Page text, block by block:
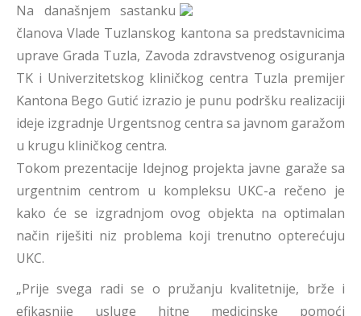
Na današnjem sastanku
članova Vlade Tuzlanskog kantona sa predstavnicima
uprave Grada Tuzla, Zavoda zdravstvenog osiguranja
TK i Univerzitetskog kliničkog centra Tuzla premijer
Kantona Bego Gutić izrazio je punu podršku realizaciji
ideje izgradnje Urgentsnog centra sa javnom garažom
u krugu kliničkog centra.
Tokom prezentacije Idejnog projekta javne garaže sa
urgentnim centrom u kompleksu UKC-a rečeno je
kako će se izgradnjom ovog objekta na optimalan
način riješiti niz problema koji trenutno opterećuju
UKC.
„Prije svega radi se o pružanju kvalitetnije, brže i
efikasnije usluge hitne medicinske pomoći